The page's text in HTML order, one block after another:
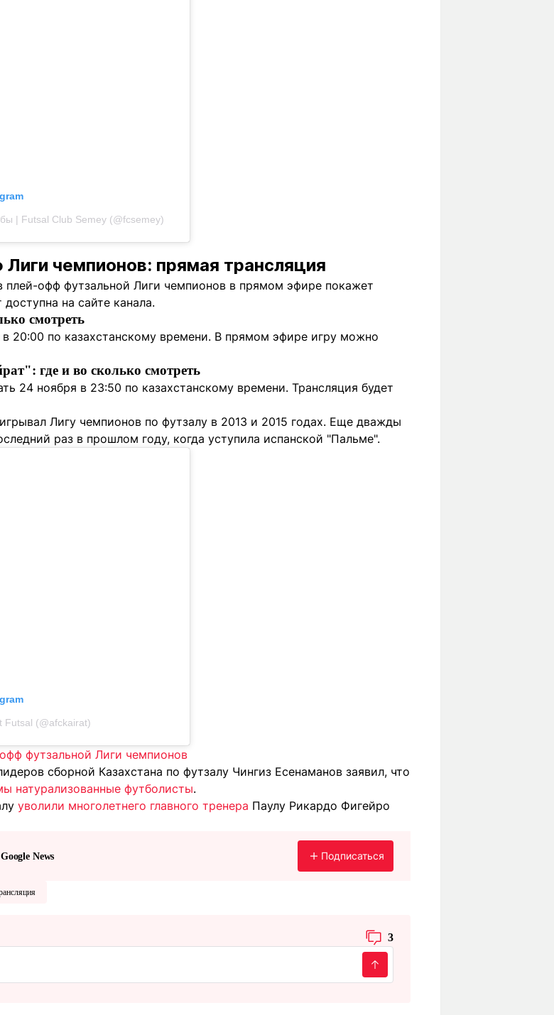
| Futsal Club Semey (@fcsemey)
чемпионов: прямая трансляция
плей-офф футзальной Лиги чемпионов в прямом эфире покажет
на сайте канала.
смотреть
20:00 по казахстанскому времени. В прямом эфире игру можно
где и во сколько смотреть
24 ноября в 23:50 по казахстанскому времени. Трансляция будет
Лигу чемпионов по футзалу в 2013 и 2015 годах. Еще дважды
раз в прошлом году, когда уступила испанской "Пальме".
Futsal (@afckairat)
футзальной Лиги чемпионов
сборной Казахстана по футзалу Чингиз Есенаманов заявил, что
натурализованные футболисты.
уволили многолетнего главного тренера Паулу Рикардо Фигейро
News Подписаться
3